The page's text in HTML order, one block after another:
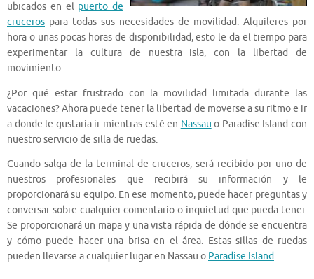
ubicados en el puerto de
cruceros para todas sus necesidades de movilidad. Alquileres por
hora o unas pocas horas de disponibilidad, esto le da el tiempo para
experimentar la cultura de nuestra isla, con la libertad de
movimiento.
¿Por qué estar frustrado con la movilidad limitada durante las
vacaciones? Ahora puede tener la libertad de moverse a su ritmo e ir
a donde le gustaría ir mientras esté en Nassau o Paradise Island con
nuestro servicio de silla de ruedas.
Cuando salga de la terminal de cruceros, será recibido por uno de
nuestros profesionales que recibirá su información y le
proporcionará su equipo. En ese momento, puede hacer preguntas y
conversar sobre cualquier comentario o inquietud que pueda tener.
Se proporcionará un mapa y una vista rápida de dónde se encuentra
y cómo puede hacer una brisa en el área. Estas sillas de ruedas
pueden llevarse a cualquier lugar en Nassau o Paradise Island.